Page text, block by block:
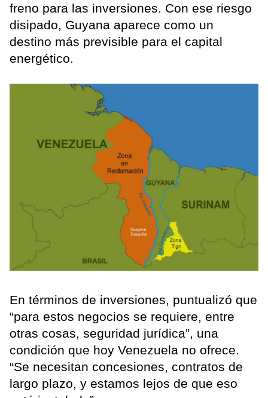
freno para las inversiones. Con ese riesgo
disipado, Guyana aparece como un
destino más previsible para el capital
energético.
En términos de inversiones, puntualizó que
“para estos negocios se requiere, entre
otras cosas, seguridad jurídica”, una
condición que hoy Venezuela no ofrece.
“Se necesitan concesiones, contratos de
largo plazo, y estamos lejos de que eso